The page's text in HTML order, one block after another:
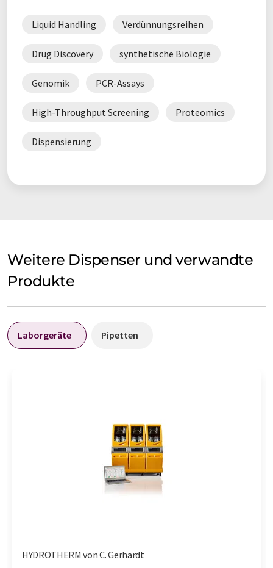
Liquid Handling Verdünnungsreihen
Drug Discovery synthetische Biologie
Genomik PCR-Assays
High-Throughput Screening Proteomics
Dispensierung
Weitere Dispenser und verwandte
Produkte
Laborgeräte Pipetten
HYDROTHERM von C. Gerhardt